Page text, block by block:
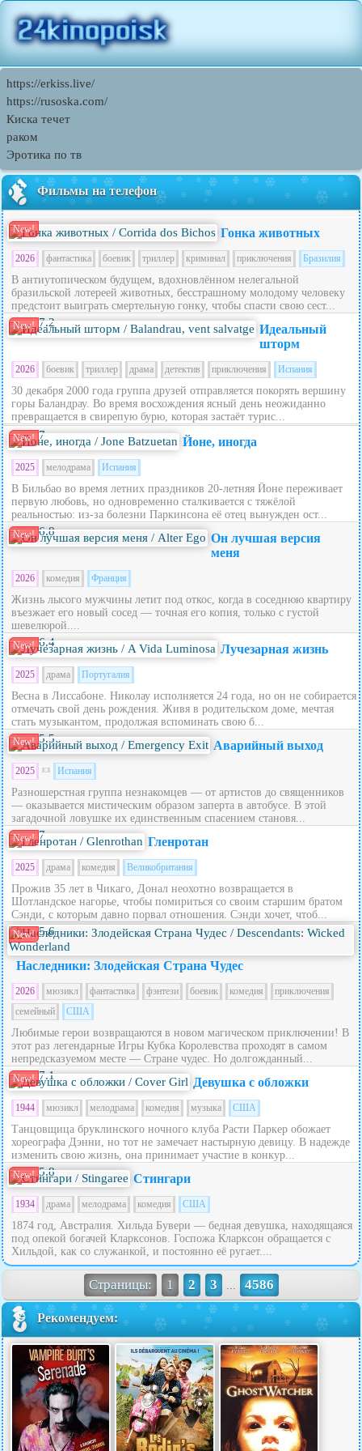
https://erkiss.live/
https://rusoska.com/
Киска течет
раком
Эротика по тв
Фильмы на телефон
New! Гонка животных
2026 фантастика боевик триллер криминал приключения Бразилия
В антиутопическом будущем, вдохновлённом нелегальной
бразильской лотереей животных, бесстрашному молодому человеку
предстоит выиграть смертельную гонку, чтобы спасти свою сест...
New! 7.2
Идеальный
шторм
2026 боевик триллер драма детектив приключения Испания
30 декабря 2000 года группа друзей отправляется покорять вершину
горы Баландрау. Во время восхождения ясный день неожиданно
превращается в свирепую бурю, которая застаёт турис...
New! 7 Йоне, иногда
2025 мелодрама Испания
В Бильбао во время летних праздников 20‑летняя Йоне переживает
первую любовь, но одновременно сталкивается с тяжёлой
реальностью: из‑за болезни Паркинсона её отец вынужден ост...
New! 6.8
Он лучшая версия
меня
2026 комедия Франция
Жизнь лысого мужчины летит под откос, когда в соседнюю квартиру
въезжает его новый сосед — точная его копия, только с густой
шевелюрой....
New! 6.4 Лучезарная жизнь
2025 драма Португалия
Весна в Лиссабоне. Николау исполняется 24 года, но он не собирается
отмечать свой день рождения. Живя в родительском доме, мечтая
стать музыкантом, продолжая вспоминать свою б...
New! 5.5 Аварийный выход
2025 Испания
Разношерстная группа незнакомцев — от артистов до священников
— оказывается мистическим образом заперта в автобусе. В этой
загадочной ловушке их единственным спасением становя...
New! 7 Гленротан
2025 драма комедия Великобритания
Прожив 35 лет в Чикаго, Донал неохотно возвращается в
Шотландское нагорье, чтобы помириться со своим старшим братом
Сэнди, с которым давно порвал отношения. Сэнди хочет, чтоб...
New! 5.6
Наследники: Злодейская Страна Чудес
2026 мюзикл фантастика фэнтези боевик комедия
приключения
семейный
США
Любимые герои возвращаются в новом магическом приключении! В
этот раз легендарные Игры Кубка Королевства проходят в самом
непредсказуемом месте — Стране чудес. Но долгожданный...
New! 7.1 Девушка с обложки
1944 мюзикл мелодрама комедия музыка США
Танцовщица бруклинского ночного клуба Расти Паркер обожает
хореографа Дэнни, но тот не замечает настырную девицу. В надежде
изменить свою жизнь, она принимает участие в конкур...
New! 5.8 Стингари
1934 драма мелодрама комедия США
1874 год, Австралия. Хильда Бувери — бедная девушка, находящаяся
под опекой богачей Кларксонов. Госпожа Кларксон обращается с
Хильдой, как со служанкой, и постоянно её ругает....
Страницы: 1 2 3 ... 4586
Рекомендуем: